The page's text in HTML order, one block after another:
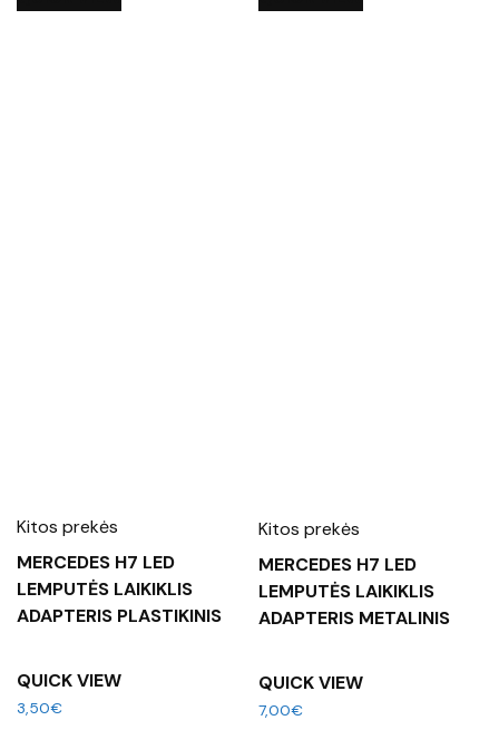
Kitos prekės
MERCEDES H7 LED
LEMPUTĖS LAIKIKLIS
ADAPTERIS PLASTIKINIS
QUICK VIEW
3,50€
Kitos prekės
MERCEDES H7 LED
LEMPUTĖS LAIKIKLIS
ADAPTERIS METALINIS
QUICK VIEW
7,00€